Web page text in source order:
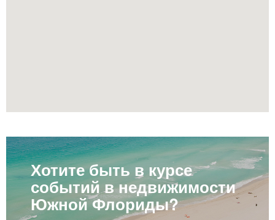
Хотите быть в курсе
событий в недвижимости
Южной Флориды?